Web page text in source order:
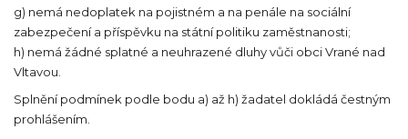
g) nemá nedoplatek na pojistném a na penále na sociální
zabezpečení a příspěvku na státní politiku zaměstnanosti;
h) nemá žádné splatné a neuhrazené dluhy vůči obci Vrané nad
Vltavou.
Splnění podmínek podle bodu a) až h) žadatel dokládá čestným
prohlášením.